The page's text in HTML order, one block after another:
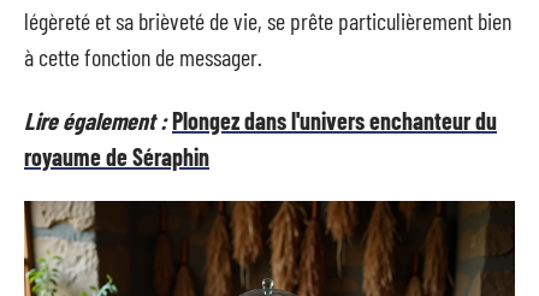
légèreté et sa brièveté de vie, se prête particulièrement bien
à cette fonction de messager.
Lire également :Plongez dans l'univers enchanteur du
royaume de Séraphin